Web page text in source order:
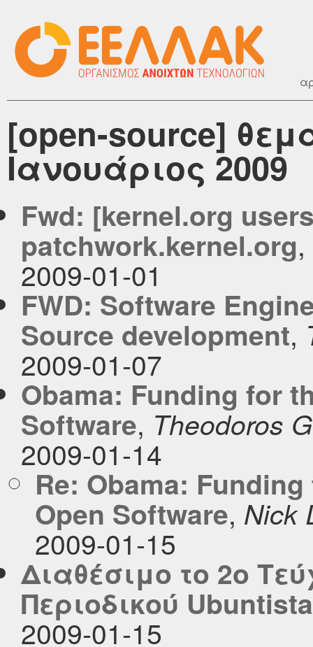
[open-source]
Ιανουάριος 2009
Fwd: [kernel.org
patchwork.kernel.org,
2009-01-01
FWD: Software
Source development,
2009-01-07
Obama: Funding for
Software, Theodoros
2009-01-14
Re: Obama:
Open Software, Nick
2009-01-15
Διαθέσιμο το 2ο
Περιοδικού
2009-01-15